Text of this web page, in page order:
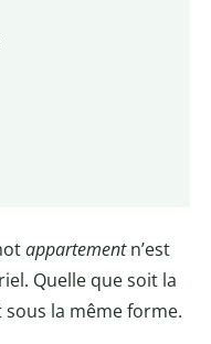
appartementn’est
Quelle que soit la
la même forme.